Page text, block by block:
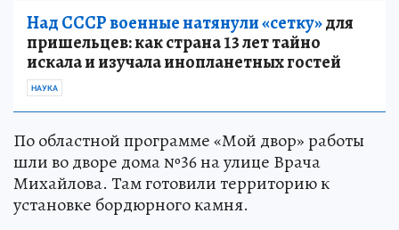
Над СССР военные натянули «сетку»для
пришельцев: как страна 13 лет тайно
искала и изучала инопланетных гостей
НАУКА
По областной программе «Мой двор» работы
шли во дворе дома №36 на улице Врача
Михайлова. Там готовили территорию к
установке бордюрного камня.